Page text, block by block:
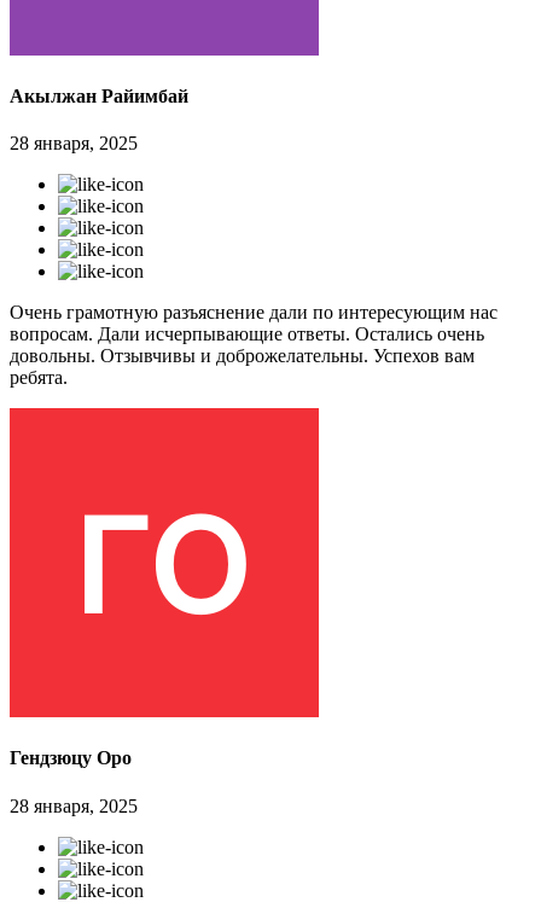
Акылжан Райимбай
28 января, 2025
Очень грамотную разъяснение дали по интересующим нас
вопросам. Дали исчерпывающие ответы. Остались очень
довольны. Отзывчивы и доброжелательны. Успехов вам
ребята.
Гендзюцу Оро
28 января, 2025